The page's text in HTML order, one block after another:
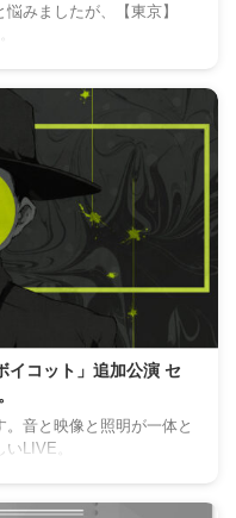
みましたが、【東京】
コット」追加公演 セ
音と映像と照明が一体と
LIVE。